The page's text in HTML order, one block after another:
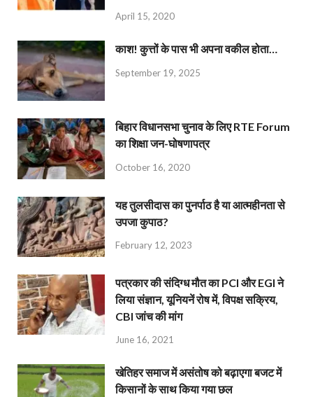
April 15, 2020
काश! कुत्तों के पास भी अपना वकील होता…
September 19, 2025
बिहार विधानसभा चुनाव के लिए RTE Forum
का शिक्षा जन-घोषणापत्र
October 16, 2020
यह तुलसीदास का पुनर्पाठ है या आत्महीनता से
उपजा कुपाठ?
February 12, 2023
पत्रकार की संदिग्ध मौत का PCI और EGI ने
लिया संज्ञान, यूनियनें रोष में, विपक्ष सक्रिय,
CBI जांच की मांग
June 16, 2021
खेतिहर समाज में असंतोष को बढ़ाएगा बजट में
किसानों के साथ किया गया छल